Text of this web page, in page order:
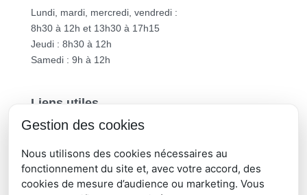
Lundi, mardi, mercredi, vendredi :
8h30 à 12h et 13h30 à 17h15
Jeudi : 8h30 à 12h
Samedi : 9h à 12h
Liens utiles
Vichy Communauté
Région Auvergne-Rhône-Alpes
Gestion des cookies
Nous utilisons des cookies nécessaires au
fonctionnement du site et, avec votre accord, des
cookies de mesure d’audience ou marketing. Vous